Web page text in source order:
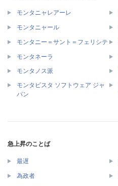
モンタニャレアーレ
モンタニャール
モンタニー＝サント＝フェリシテ
モンタネーラ
モンタノス派
モンタビスタ ソフトウェア ジャ
パン
急上昇のことば
最遅
為政者